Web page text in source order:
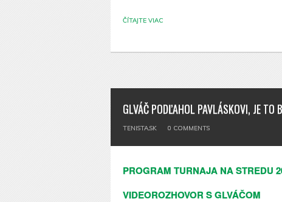
ČÍTAJTE VIAC
GLVÁČ PODĽAHOL PAVLÁSKOVI, JE TO
TENISTA.SK 0 COMMENTS
PROGRAM TURNAJA NA STREDU
VIDEOROZHOVOR S GLVÁČOM